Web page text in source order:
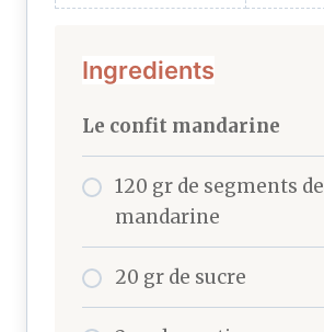
Ingredients
Le confit mandarine
120 gr de segments de
mandarine
20 gr de sucre